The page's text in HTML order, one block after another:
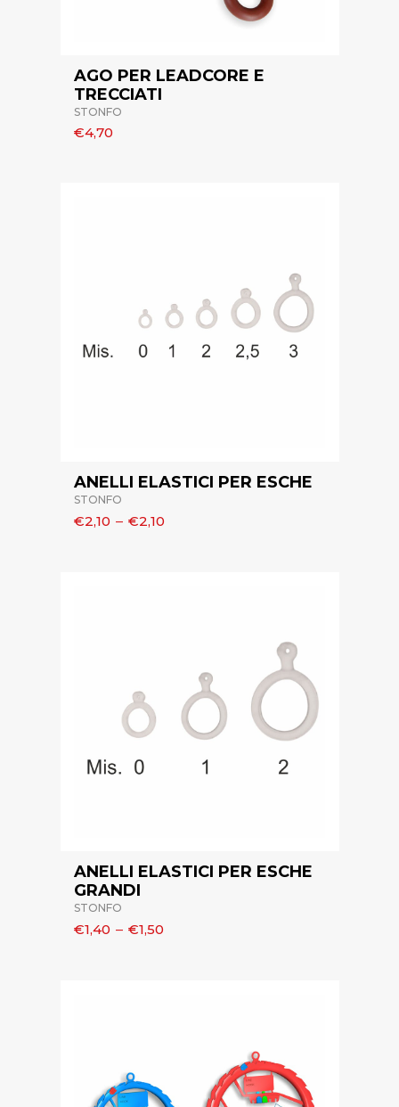
AGO PER LEADCORE E
TRECCIATI
STONFO
€4,70
ANELLI ELASTICI PER ESCHE
STONFO
€2,10 – €2,10
ANELLI ELASTICI PER ESCHE
GRANDI
STONFO
€1,40 – €1,50